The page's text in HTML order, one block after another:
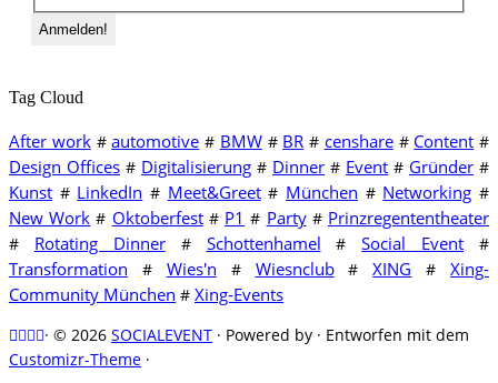
Tag Cloud
After work#automotive # BMW# BR # censhare# Content #
Design Offices # Digitalisierung # Dinner # Event # Gründer #
Kunst # LinkedIn # Meet&Greet# München # Networking #
New Work # Oktoberfest# P1 # Party# Prinzregententheater
# Rotating Dinner# Schottenhamel #Social Event #
Transformation # Wies'n # Wiesnclub#XING # Xing-
Community München # Xing-Events
· © 2026 SOCIALEVENT · Powered by · Entworfen mit dem
Customizr-Theme ·